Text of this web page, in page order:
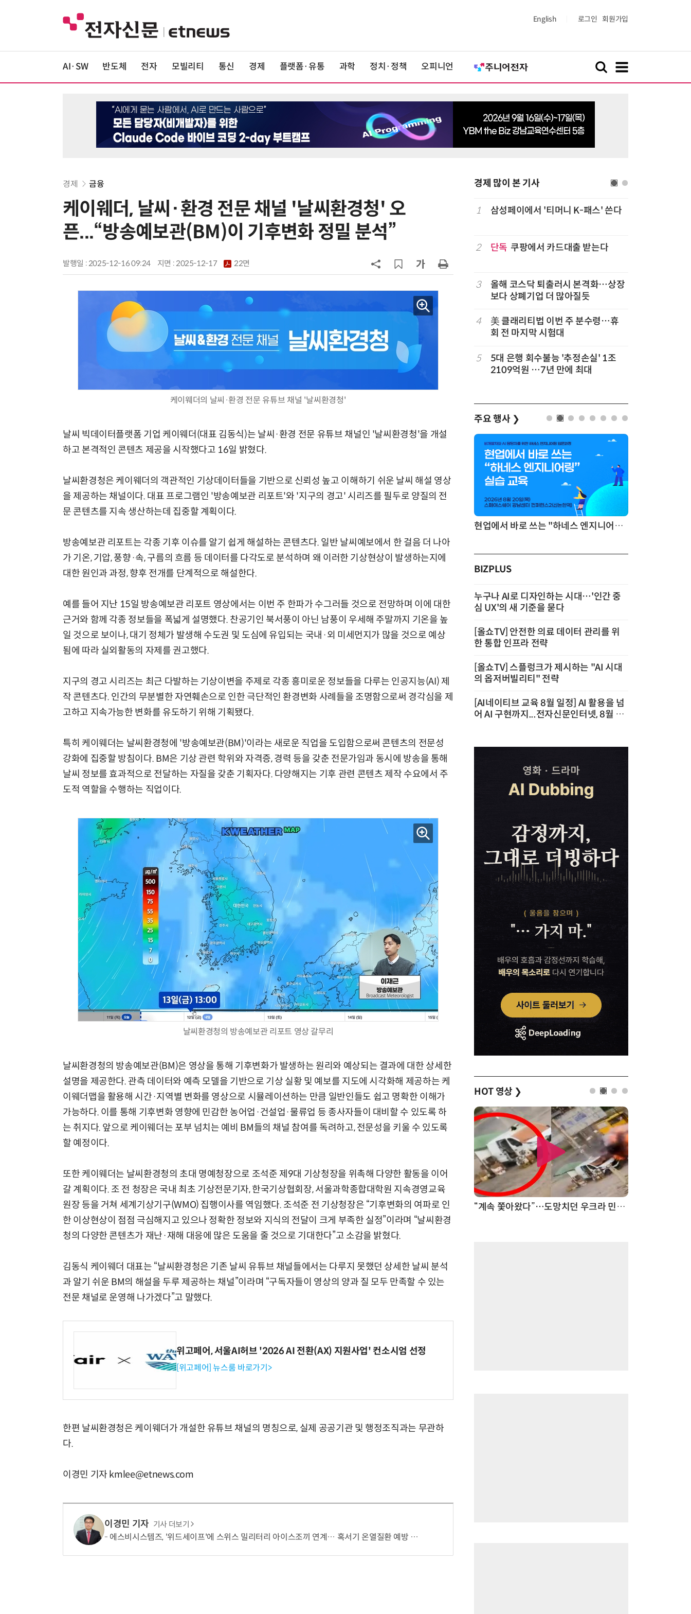
English 로그인 회원가입
AI·SW 반도체 전자 모빌리티 통신 경제 플랫폼·유통 과학 정치·정책 오피니언
경제 금융
케이웨더, 날씨·환경 전문 채널 '날씨환경청' 오
픈...“방송예보관(BM)이 기후변화 정밀 분석”
발행일 : 2025-12-16 09:24 지면 :2025-12-17 22면
케이웨더의 날씨·환경 전문 유튜브 채널 '날씨환경청'
날씨 빅데이터플랫폼 기업 케이웨더(대표 김동식)는 날씨·환경 전문 유튜브 채널인 '날씨환경청'을 개설
하고 본격적인 콘텐츠 제공을 시작했다고 16일 밝혔다.
날씨환경청은 케이웨더의 객관적인 기상데이터들을 기반으로 신뢰성 높고 이해하기 쉬운 날씨 해설 영상
을 제공하는 채널이다. 대표 프로그램인 '방송예보관 리포트'와 '지구의 경고' 시리즈를 필두로 양질의 전
문 콘텐츠를 지속 생산하는데 집중할 계획이다.
방송예보관 리포트는 각종 기후 이슈를 알기 쉽게 해설하는 콘텐츠다. 일반 날씨예보에서 한 걸음 더 나아
가 기온, 기압, 풍향·속, 구름의 흐름 등 데이터를 다각도로 분석하며 왜 이러한 기상현상이 발생하는지에
대한 원인과 과정, 향후 전개를 단계적으로 해설한다.
예를 들어 지난 15일 방송예보관 리포트 영상에서는 이번 주 한파가 수그러들 것으로 전망하며 이에 대한
근거와 함께 각종 정보들을 폭넓게 설명했다. 찬공기인 북서풍이 아닌 남풍이 우세해 주말까지 기온을 높
일 것으로 보이나, 대기 정체가 발생해 수도권 및 도심에 유입되는 국내·외 미세먼지가 많을 것으로 예상
됨에 따라 실외활동의 자제를 권고했다.
지구의 경고 시리즈는 최근 다발하는 기상이변을 주제로 각종 흥미로운 정보들을 다루는 인공지능(AI) 제
작 콘텐츠다. 인간의 무분별한 자연훼손으로 인한 극단적인 환경변화 사례들을 조명함으로써 경각심을 제
고하고 지속가능한 변화를 유도하기 위해 기획됐다.
특히 케이웨더는 날씨환경청에 '방송예보관(BM)'이라는 새로운 직업을 도입함으로써 콘텐츠의 전문성
강화에 집중할 방침이다. BM은 기상 관련 학위와 자격증, 경력 등을 갖춘 전문가임과 동시에 방송을 통해
날씨 정보를 효과적으로 전달하는 자질을 갖춘 기획자다. 다양해지는 기후 관련 콘텐츠 제작 수요에서 주
도적 역할을 수행하는 직업이다.
날씨환경청의 방송예보관 리포트 영상 갈무리
날씨환경청의 방송예보관(BM)은 영상을 통해 기후변화가 발생하는 원리와 예상되는 결과에 대한 상세한
설명을 제공한다. 관측 데이터와 예측 모델을 기반으로 기상 실황 및 예보를 지도에 시각화해 제공하는 케
이웨더맵을 활용해 시간·지역별 변화를 영상으로 시뮬레이션하는 만큼 일반인들도 쉽고 명확한 이해가
가능하다. 이를 통해 기후변화 영향에 민감한 농어업·건설업·물류업 등 종사자들이 대비할 수 있도록 하
는 취지다. 앞으로 케이웨더는 포부 넘치는 예비 BM들의 채널 참여를 독려하고, 전문성을 키울 수 있도록
할 예정이다.
또한 케이웨더는 날씨환경청의 초대 명예청장으로 조석준 제9대 기상청장을 위촉해 다양한 활동을 이어
갈 계획이다. 조 전 청장은 국내 최초 기상전문기자, 한국기상협회장, 서울과학종합대학원 지속경영교육
원장 등을 거쳐 세계기상기구(WMO) 집행이사를 역임했다. 조석준 전 기상청장은 “기후변화의 여파로 인
한 이상현상이 점점 극심해지고 있으나 정확한 정보와 지식의 전달이 크게 부족한 실정”이라며 “날씨환경
청의 다양한 콘텐츠가 재난·재해 대응에 많은 도움을 줄 것으로 기대한다”고 소감을 밝혔다.
김동식 케이웨더 대표는 “날씨환경청은 기존 날씨 유튜브 채널들에서는 다루지 못했던 상세한 날씨 분석
과 알기 쉬운 BM의 해설을 두루 제공하는 채널”이라며 “구독자들이 영상의 양과 질 모두 만족할 수 있는
전문 채널로 운영해 나가겠다”고 말했다.
위고페어, 서울AI허브 '2026 AI 전환(AX) 지원사업' 컨소시엄 선정
[위고페어] 뉴스룸 바로가기>
한편 날씨환경청은 케이웨더가 개설한 유튜브 채널의 명칭으로, 실제 공공기관 및 행정조직과는 무관하
다.
이경민 기자 kmlee@etnews.com
이경민 기자 기사 더보기
에스비시스템즈, '위드세이프'에 스위스 밀리터리 아이스조끼 연계… 혹서기 온열질환 예방 강화
경제 많이 본 기사
6 단독 보험 소비자 개인정보 유출 막
는다…'보험·GA 정보보호 협의체'
구성
서 TV·모니터 '大戰'
테크…AI 연금운용 경쟁 본격화
LG 엑사원, 中企 제조현장 '전파'…
대기업과 협력사 AI 상생 시동
코스피 급등에 매수 사이드카 발동
1 삼성페이에서 '티머니 K-패스' 쓴다
2 단독 쿠팡에서 카드대출 받는다
3
올해 코스닥 퇴출러시 본격화…상장
보다 상폐기업 더 많아질듯
4
美 클래리티법 이번 주 분수령…휴
회 전 마지막 시험대
5
5대 은행 회수불능 '추정손실' 1조
2109억원 …7년 만에 최대
주요 행사 ❯
현업에서 바로 쓰는 "하네스 엔지니어링" 실습 교육
BIZPLUS
누구나 AI로 디자인하는 시대…'인간 중
심 UX'의 새 기준을 묻다
[올쇼TV] 안전한 의료 데이터 관리를 위
한 통합 인프라 전략
[올쇼TV] 스플렁크가 제시하는 "AI 시대
의 옵저버빌리티" 전략
[AI네이티브 교육 8월 일정] AI 활용을 넘
어 AI 구현까지...전자신문인터넷, 8월 실
HOT 영상 ❯
거미줄 쏘고 자동 회수까지…현실판 스파이더맨 웹 슈터 70년 만에 돌아온 시베리아호랑이…카자흐스탄 야생에 풀렸다 “계속 쫓아왔다”…도망치던 우크라 민간인 공격한 러 자폭 드론